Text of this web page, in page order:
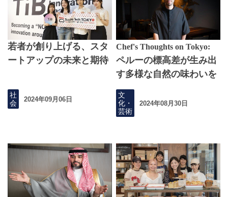
若者が創り上げる、スタ
ートアップの未来と期待
社
会
2024年09月06日
Chef's Thoughts on Tokyo:
ペルーの標高差が生み出
す多様な自然の味わいを
東京へ
文
化・
芸術
2024年08月30日